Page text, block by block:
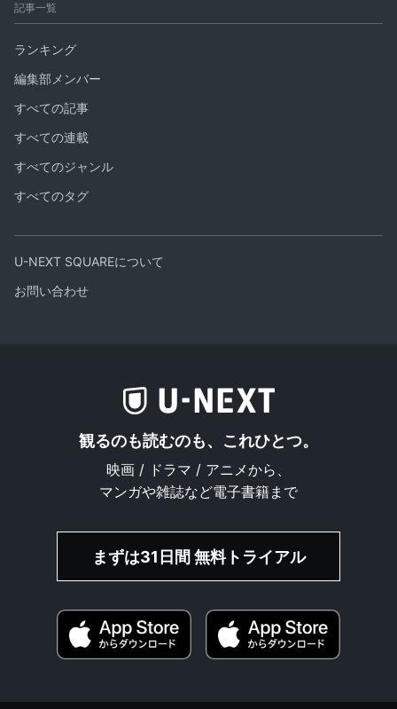
記事一覧
ランキング
編集部メンバー
すべての記事
すべての連載
すべてのジャンル
すべてのタグ
U-NEXT SQUAREについて
お問い合わせ
観るのも読むのも、これひとつ。
映画 / ドラマ / アニメから、
マンガや雑誌など電子書籍まで
まずは31日間 無料トライアル